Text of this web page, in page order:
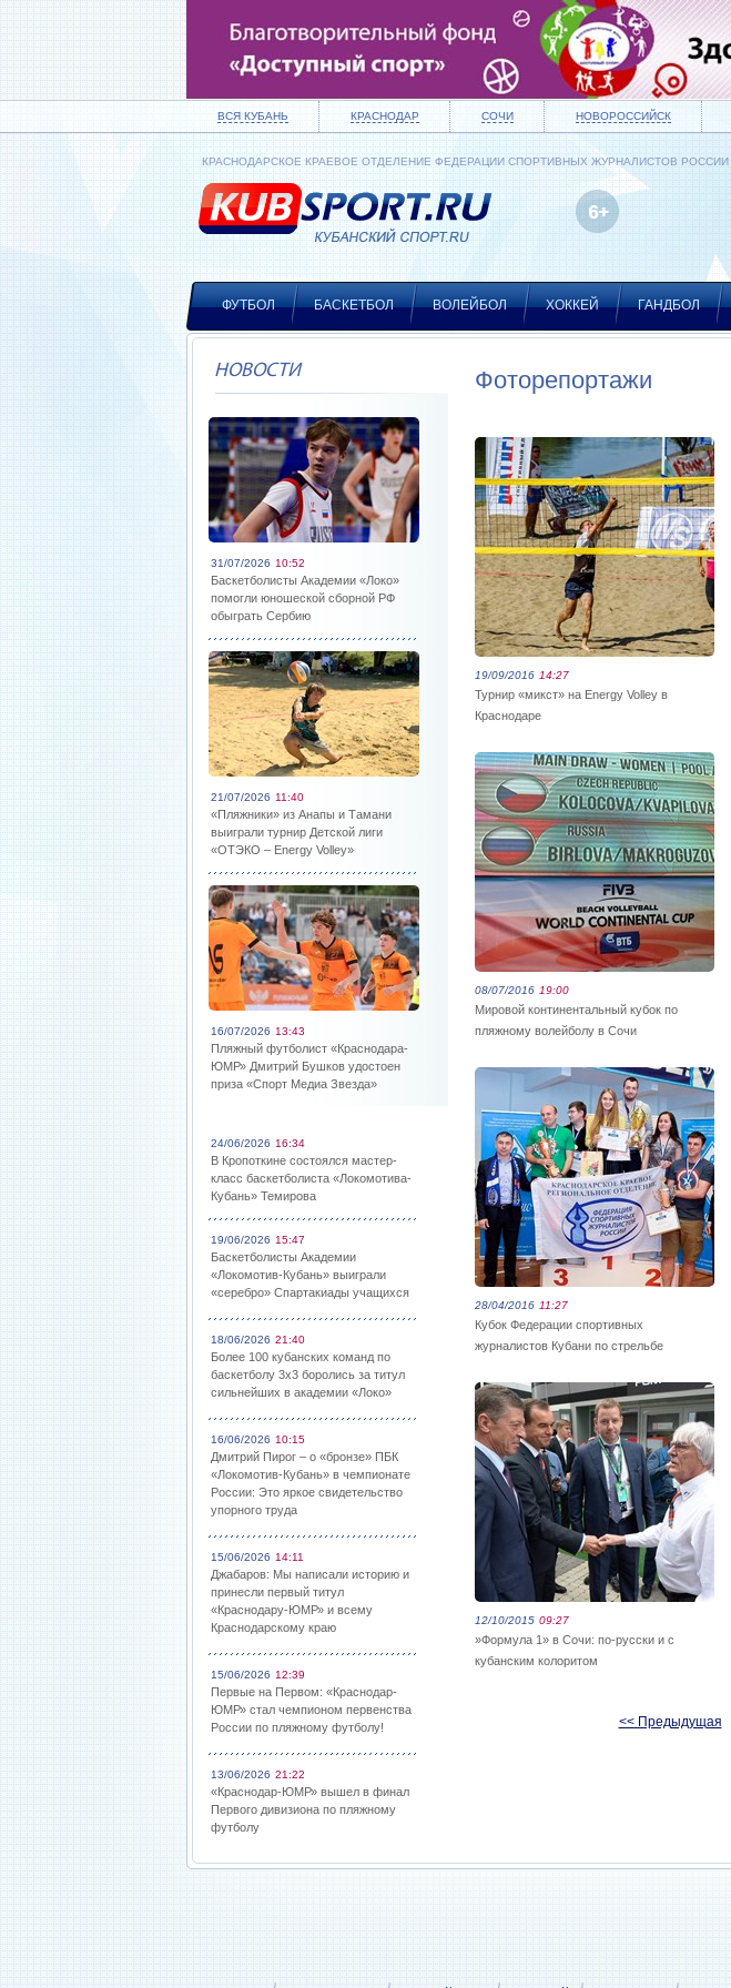
ВСЯ КУБАНЬ КРАСНОДАР СОЧИ НОВОРОССИЙСК
КРАСНОДАРСКОЕ КРАЕВОЕ ОТДЕЛЕНИЕ ФЕДЕРАЦИИ СПОРТИВНЫХ ЖУРНАЛИСТОВ РОССИИ
ФУТБОЛ БАСКЕТБОЛ ВОЛЕЙБОЛ ХОККЕЙ ГАНДБОЛ
НОВОСТИ
31/07/2026 10:52
Баскетболисты Академии «Локо»
помогли юношеской сборной РФ
обыграть Сербию
21/07/2026 11:40
«Пляжники» из Анапы и Тамани
выиграли турнир Детской лиги
«ОТЭКО – Energy Volley»
16/07/2026 13:43
Пляжный футболист «Краснодара-
ЮМР» Дмитрий Бушков удостоен
приза «Спорт Медиа Звезда»
24/06/2026 16:34
В Кропоткине состоялся мастер-
класс баскетболиста «Локомотива-
Кубань» Темирова
19/06/2026 15:47
Баскетболисты Академии
«Локомотив-Кубань» выиграли
«серебро» Спартакиады учащихся
18/06/2026 21:40
Более 100 кубанских команд по
баскетболу 3х3 боролись за титул
сильнейших в академии «Локо»
16/06/2026 10:15
Дмитрий Пирог – о «бронзе» ПБК
«Локомотив-Кубань» в чемпионате
России: Это яркое свидетельство
упорного труда
15/06/2026 14:11
Джабаров: Мы написали историю и
принесли первый титул
«Краснодару-ЮМР» и всему
Краснодарскому краю
15/06/2026 12:39
Первые на Первом: «Краснодар-
ЮМР» стал чемпионом первенства
России по пляжному футболу!
13/06/2026 21:22
«Краснодар-ЮМР» вышел в финал
Первого дивизиона по пляжному
футболу
Фоторепортажи
19/09/2016 14:27
Турнир «микст» на Energy Volley в
Краснодаре
08/07/2016 19:00
Мировой континентальный кубок по
пляжному волейболу в Сочи
28/04/2016 11:27
Кубок Федерации спортивных
журналистов Кубани по стрельбе
12/10/2015 09:27
»Формула 1» в Сочи: по-русски и с
кубанским колоритом
<< Предыдущая